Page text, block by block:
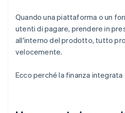
Quando una piattaforma o un
utenti di pagare, prendere in
all'interno del prodotto, tutto
velocemente.
Ecco perché la finanza